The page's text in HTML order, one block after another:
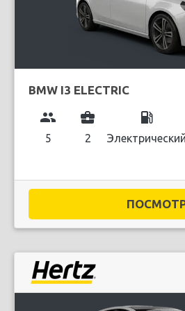
BMW I3 ELECTRIC
group
5
business_center
2
local_gas_station